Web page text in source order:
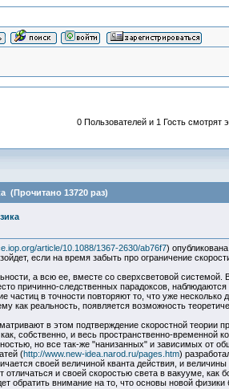
0 Пользователей и 1 Гость смотрят
(Прочитано 13720 раз)
article/10.1088/1367-2630/ab76f7)
если на время забыть про ограничение
а всю ее, вместе со сверхсветовой системой.
причинно-следственных парадоксов,
в точности повторяют то, что уже
как реальность, появляется возможность
в этом подтверждение скоростной теории
собственно, и весь пространственно-
но все так-же "нанизанных" и зависимых от
(http://www.new-idea.narod.ru/pages.htm)
своей величиной кванта действия, и
и своей скоростью света в вакууме,
обратить внимание на то, что основы новой